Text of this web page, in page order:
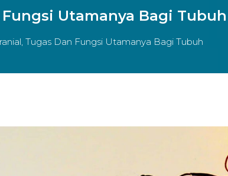
Utamanya Bagi Tubuh
Tugas Dan Fungsi Utamanya Bagi Tubuh